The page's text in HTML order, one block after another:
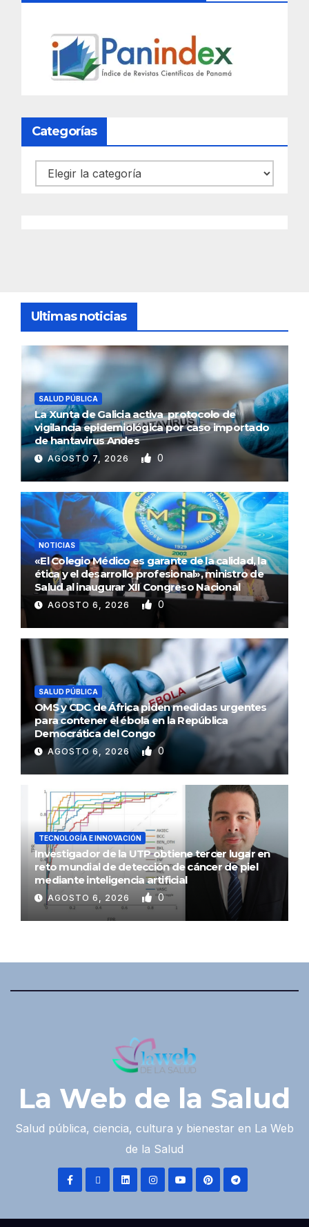
Categorías
Categorías
Ultimas noticias
SALUD PÚBLICA
La Xunta de Galicia activa protocolo de
vigilancia epidemiológica por caso importado
de hantavirus Andes
AGOSTO 7, 2026 0
NOTICIAS
«El Colegio Médico es garante de la calidad, la
ética y el desarrollo profesional», ministro de
Salud al inaugurar XII Congreso Nacional
AGOSTO 6, 2026 0
SALUD PÚBLICA
OMS y CDC de África piden medidas urgentes
para contener el ébola en la República
Democrática del Congo
AGOSTO 6, 2026 0
TECNOLOGÍA E INNOVACIÓN
Investigador de la UTP obtiene tercer lugar en
reto mundial de detección de cáncer de piel
mediante inteligencia artificial
AGOSTO 6, 2026 0
La Web de la Salud
Salud pública, ciencia, cultura y bienestar en La Web
de la Salud